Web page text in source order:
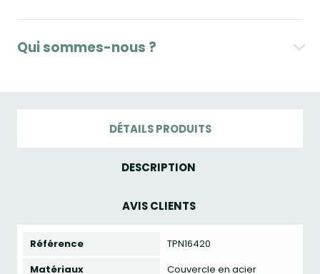
Qui sommes-nous ?
DÉTAILS PRODUITS
DESCRIPTION
AVIS CLIENTS
Référence
TPN16420
Matériaux
Couvercle en acier